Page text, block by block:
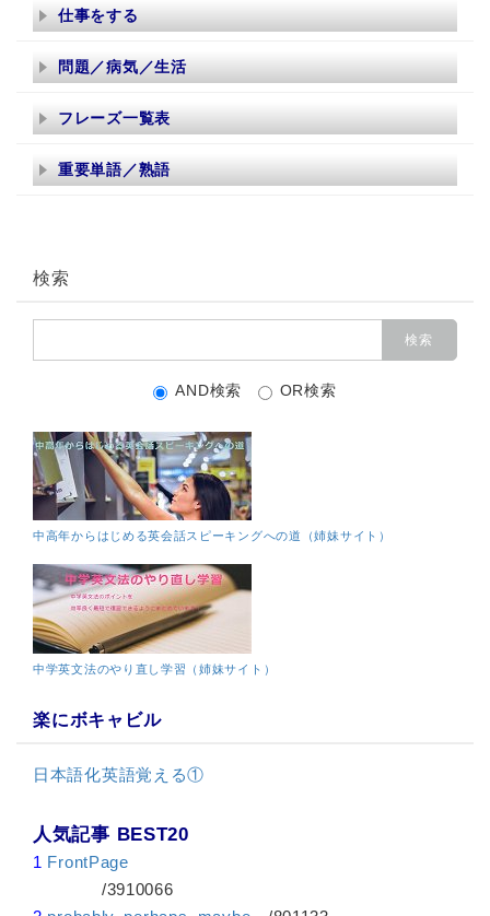
仕事をする
問題／病気／生活
フレーズ一覧表
重要単語／熟語
検索
AND検索 OR検索
中高年からはじめる英会話スピーキングへの道（姉妹サイト）
中学英文法のやり直し学習（姉妹サイト）
楽にボキャビル
日本語化英語覚える①
人気記事 BEST20
1 FrontPage
/3910066